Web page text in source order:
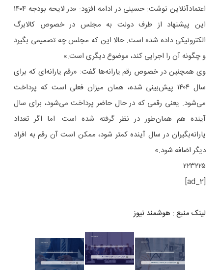
اعتمادآنلاین نوشت: حسینی در ادامه افزود: «در لایحه بودجه ۱۴۰۴
این پیشنهاد از طرف دولت به مجلس در خصوص کالابرگ
الکترونیکی داده شده است. حالا این که مجلس چه تصمیمی بگیرد
و چگونه آن را اجرایی کند، موضوع دیگری است.»
وی همچنین در خصوص رقم یارانه‌ها گفت: «رقم یارانه‌ای که برای
سال ۱۴۰۴ پیش‌بینی شده، همان میزان فعلی است که پرداخت
می‌شود. یعنی رقمی که در حال حاضر پرداخت می‌شود، برای سال
آینده هم همان‌طور در نظر گرفته شده است. اما اگر تعداد
یارانه‌بگیران در سال آینده کمتر شود، ممکن است آن رقم به افراد
دیگر اضافه شود.»
۲۲۳۲۲۵
[ad_2]
لینک منبع : هوشمند نیوز